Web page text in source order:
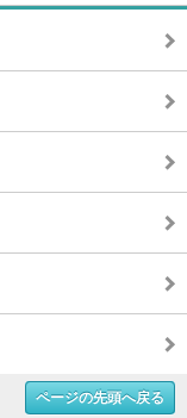
ページの先頭へ戻る